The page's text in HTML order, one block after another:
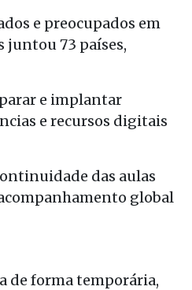
e preocupados em
juntou 73 países,
e implantar
e recursos digitais
das aulas
global
de forma temporária,